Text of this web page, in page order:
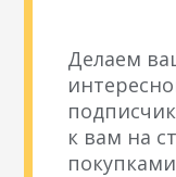
Делаем
к вам на
покупками